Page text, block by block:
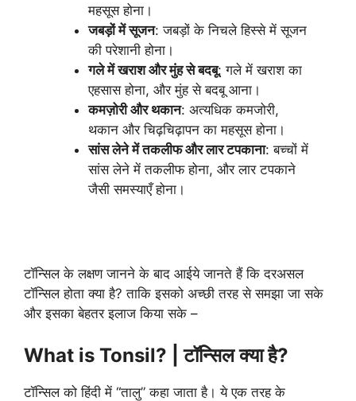
महसूस होना।
जबड़ों में सूजन: जबड़ों के निचले हिस्से में सूजन
की परेशानी होना।
गले में खराश और मुंह से बदबू: गले में खराश का
एहसास होना, और मुंह से बदबू आना।
कमज़ोरी और थकान: अत्यधिक कमजोरी,
थकान और चिढ़चिढ़ापन का महसूस होना।
सांस लेने में तकलीफ और लार टपकाना: बच्चों में
सांस लेने में तकलीफ होना, और लार टपकाने
जैसी समस्याएँ होना।
टॉन्सिल के लक्षण जानने के बाद आईये जानते हैं कि दरअसल
टॉन्सिल होता क्या है? ताकि इसको अच्छी तरह से समझा जा सके
और इसका बेहतर इलाज किया सके –
What is Tonsil? | टॉन्सिल क्या है?
टॉन्सिल को हिंदी में “तालु” कहा जाता है। ये एक तरह के